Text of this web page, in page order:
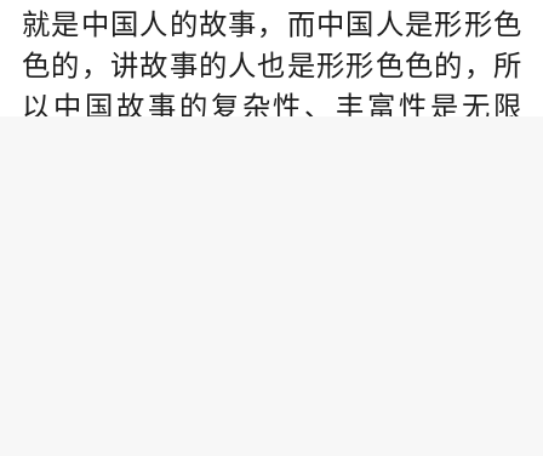
就是中国人的故事，而中国人是形形色
色的，讲故事的人也是形形色色的，所
以中国故事的复杂性、丰富性是无限